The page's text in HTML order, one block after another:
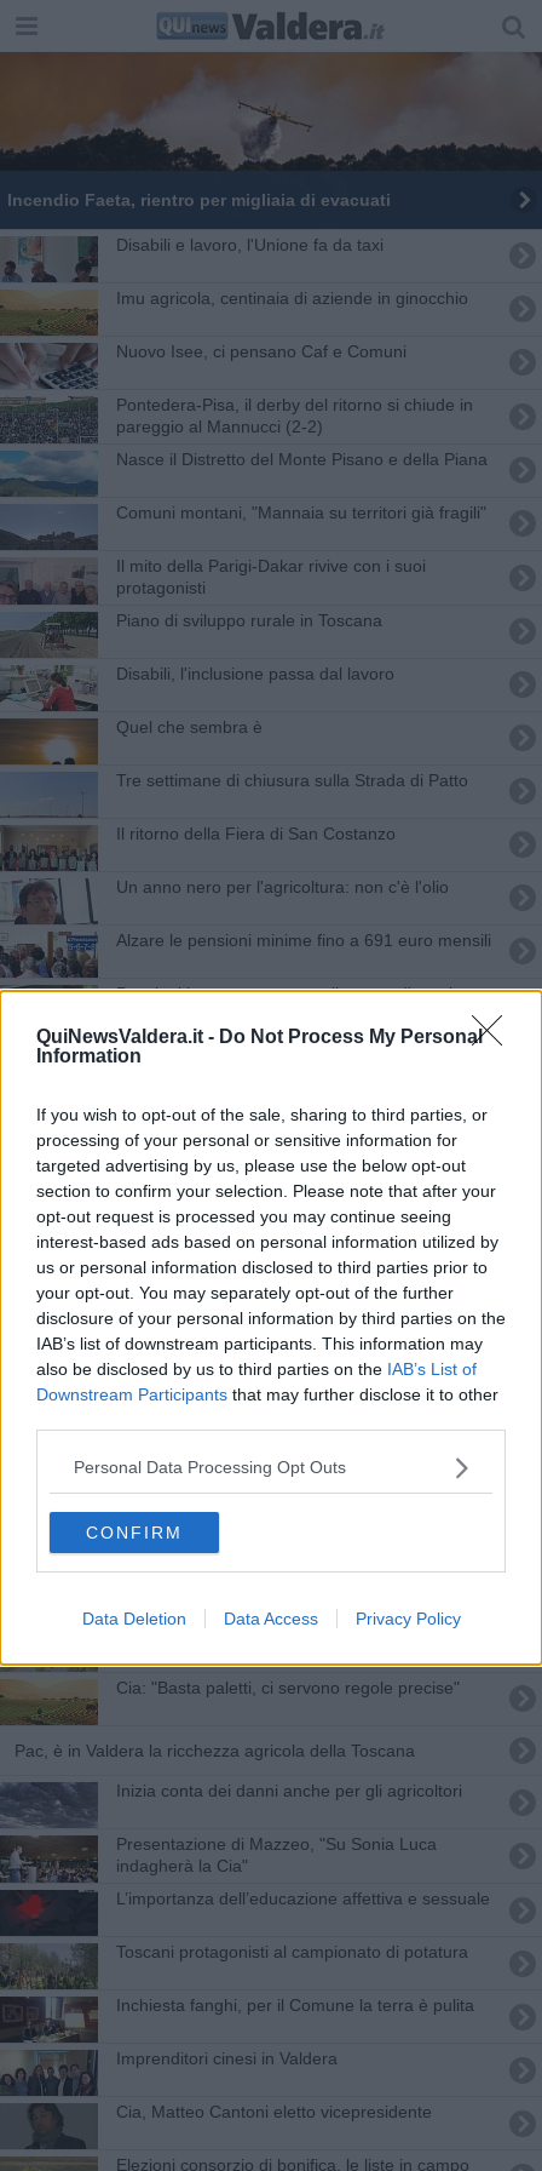
QuiNewsValdera.it - Do Not Process My Personal
Information
If you wish to opt-out of the sale, sharing to third parties, or
processing of your personal or sensitive information for
targeted advertising by us, please use the below opt-out
section to confirm your selection. Please note that after your
opt-out request is processed you may continue seeing
interest-based ads based on personal information utilized by
us or personal information disclosed to third parties prior to
your opt-out. You may separately opt-out of the further
disclosure of your personal information by third parties on the
IAB’s list of downstream participants. This information may
also be disclosed by us to third parties on the IAB’s List of
Downstream Participants that may further disclose it to other
Personal Data Processing Opt Outs
CONFIRM
Data Deletion Data Access Privacy Policy
Incendio Faeta, rientro per migliaia di evacuati
Disabili e lavoro, l'Unione fa da taxi
Imu agricola, centinaia di aziende in ginocchio
​Nuovo Isee, ci pensano Caf e Comuni
Pontedera-Pisa, il derby del ritorno si chiude in
pareggio al Mannucci (2-2)
Nasce il Distretto del Monte Pisano e della Piana
Comuni montani, "Mannaia su territori già fragili"
Il mito della Parigi-Dakar rivive con i suoi
protagonisti
Piano di sviluppo rurale in Toscana
Disabili, l'inclusione passa dal lavoro
Quel che sembra è
Tre settimane di chiusura sulla Strada di Patto
Il ritorno della Fiera di San Costanzo
Un anno nero per l'agricoltura: non c'è l'olio
Alzare le pensioni minime fino a 691 euro mensili
Pensioni basse: recuperare il potere d'acquisto
Fanghi, agricoltori si costituiscono parte civile
L'agricoltura della zona in bella mostra a Expo
Maltempo, la vendemmia slitta a settembre
Battesimo per il Distretto Rurale
La Festa del papero si incontra con l’arte
Rinnovabili, Italia in ritardo, in Toscana bene
geotermia e bioenergie
Cia Etruria, "Perse due aziende su tre in 30 anni"
Un premio Nobel a Pontedera
Il maltempo flagella l'agricoltura
Cia: "Basta paletti, ci servono regole precise"
Pac, è in Valdera la ricchezza agricola della Toscana
Inizia conta dei danni anche per gli agricoltori
Presentazione di Mazzeo, "Su Sonia Luca
indagherà la Cia"
​L’importanza dell’educazione affettiva e sessuale
Toscani protagonisti al campionato di potatura
Inchiesta fanghi, per il Comune la terra è pulita
Imprenditori cinesi in Valdera
​Cia, Matteo Cantoni eletto vicepresidente
Elezioni consorzio di bonifica, le liste in campo